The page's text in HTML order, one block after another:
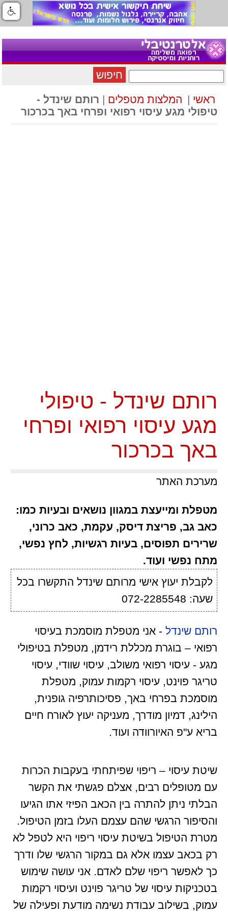
חיפוש
ראשי | המלצות מטפלים | רותם שינדל -
טיפולי מגע עיסוי רפואי ופרחי באך בכרכור
רותם שינדל - טיפולי
מגע עיסוי רפואי ופרחי
באך בכרכור
מערכת האתר
מטפלת ומייעצת במגוון נושאים ובעיות כמו:
כאב גב, פריצת דיסק, עקמת, כאב כרוני,
שרירים תפוסים, בעיות רגשיות, לחץ נפשי,
מתח נפשי ועוד.
לקבלת יעוץ אישי מרותם שינדל התקשרו בכל
שעה: 072-2285548
רותם שינדל- אני מטפלת מוסמכת בעיסוי
רפואי – בוגרת מכללת רידמן, מטפלת בטיפולי
מגע - עיסוי רפואי משולב, עיסוי שוודי, עיסוי
טריגר פוינט, עיסוי רקמות עמוק, מטפלת
מוסמכת בפרחי באך, פסיכותרפיה גופנית,
הילינג, דמיון מודרך, מעניקה יעוץ לאורח חיים
בריא ע"פ האיורוודה ועוד.
שיטת עיסוי – ריפוי שפיתחתי בעקבות הכרות
עם מטופלים רבים, אצלם פגשתי את הקשר
הבלתי ניתן להתרה בין הכאב הפיזי אתו הגיעו
והסיפור הרגשי שהם עצמם העלו בזמן הטיפול.
מטרת הטיפול בשיטת עיסוי ריפוי היא לטפל לא
רק בכאב עצמו אלא גם במקור הרגשי שלו ודרך
כך לאפשר ריפוי שלם לאדם. אני עושה שימוש
בטכניקות עיסוי של טריגר פוינט ועיסוי רקמות
עמוק, בשילוב עבודת נשימה מודעת ופעילה של